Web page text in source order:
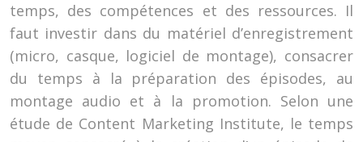
temps, des compétences et des ressources. Il
faut investir dans du matériel d’enregistrement
(micro, casque, logiciel de montage), consacrer
du temps à la préparation des épisodes, au
montage audio et à la promotion. Selon une
étude de Content Marketing Institute, le temps